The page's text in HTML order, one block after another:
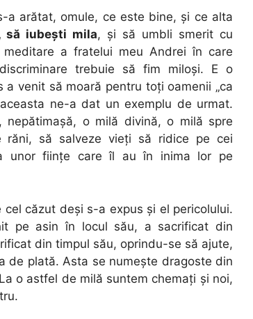
a arătat, omule, ce este bine, şi ce alta
să iubeşti mila, şi să umbli smerit cu
a fratelui meu Andrei în care
trebuie să fim miloşi. E o
venit să moară pentru toţi oamenii „ca
ne-a dat un exemplu de urmat.
nepătimaşă, o milă divină, o milă spre
răni, să salveze vieţi să ridice pe cei
unor fiinţe care îl au în inima lor pe
căzut deşi s-a expus şi el pericolului.
pe asin în locul său, a sacrificat din
din timpul său, oprindu-se să ajute,
de plată. Asta se numeşte dragoste din
o astfel de milă suntem chemaţi şi noi,